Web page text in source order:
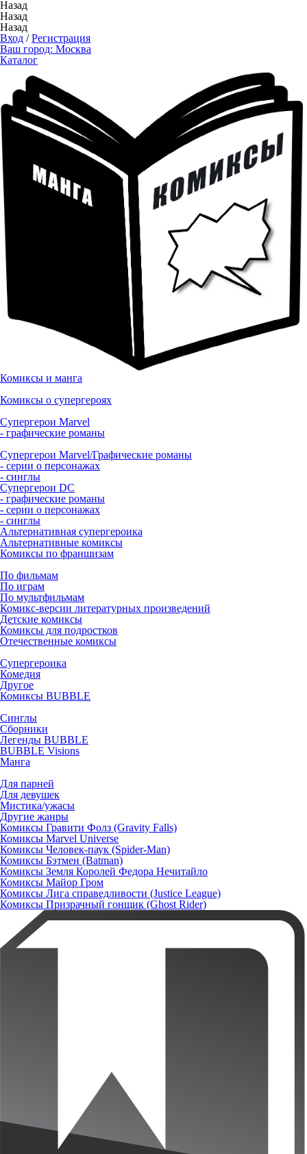
Назад
Назад
Назад
Вход /Регистрация
Ваш город: Москва
Каталог
Комиксы и манга
Комиксы о супергероях
Супергерои Marvel
- графические романы
Супергерои Marvel/Графические романы
- серии о персонажах
- синглы
Супергерои DC
- графические романы
- серии о персонажах
- синглы
Альтернативная супергероика
Альтернативные комиксы
Комиксы по франшизам
По фильмам
По играм
По мультфильмам
Комикс-версии литературных произведений
Детские комиксы
Комиксы для подростков
Отечественные комиксы
Супергероика
Комедия
Другое
Комиксы BUBBLE
Синглы
Сборники
Легенды BUBBLE
BUBBLE Visions
Манга
Для парней
Для девушек
Мистика/ужасы
Другие жанры
Комиксы Гравити Фолз (Gravity Falls)
Комиксы Marvel Universe
Комиксы Человек-паук (Spider-Man)
Комиксы Бэтмен (Batman)
Комиксы Земля Королей Федора Нечитайло
Комиксы Майор Гром
Комиксы Лига справедливости (Justice League)
Комиксы Призрачный гонщик (Ghost Rider)